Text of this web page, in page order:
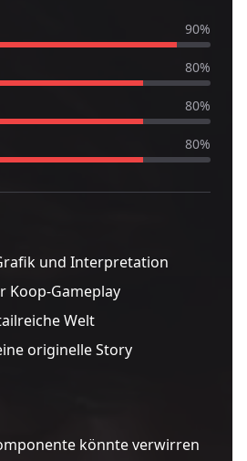
90%
80%
80%
80%
und Interpretation
Koop-Gameplay
Welt
originelle Story
könnte verwirren